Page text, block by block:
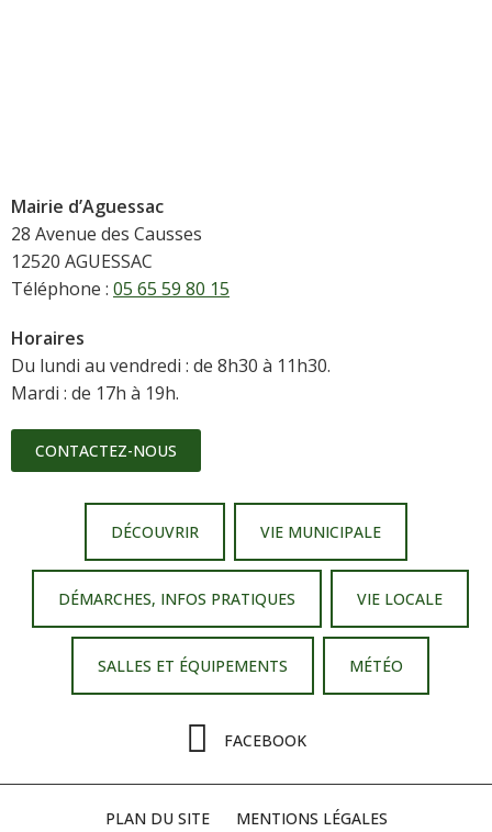
Mairie d’Aguessac
28 Avenue des Causses
12520 AGUESSAC
Téléphone : 05 65 59 80 15
Horaires
Du lundi au vendredi : de 8h30 à 11h30.
Mardi : de 17h à 19h.
CONTACTEZ-NOUS
DÉCOUVRIR VIE MUNICIPALE
DÉMARCHES, INFOS PRATIQUES VIE LOCALE
SALLES ET ÉQUIPEMENTS MÉTÉO
FACEBOOK
PLAN DU SITE MENTIONS LÉGALES